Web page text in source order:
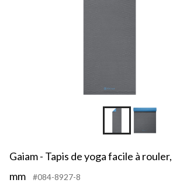
Gaiam - Tapis de yoga facile à
mm
#084-8927-8